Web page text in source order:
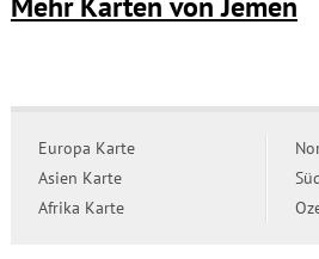
Europa Karte
Asien Karte
Afrika Karte